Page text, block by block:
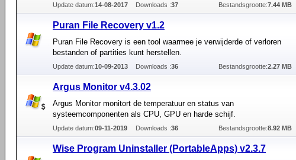
Update datum:14-08-2017 Downloads :37 Bestandsgrootte:7.44 MB
Puran File Recovery v1.2
Puran File Recovery is een tool waarmee je verwijderde of verloren
bestanden of partities kunt herstellen.
Update datum:10-09-2013 Downloads :36 Bestandsgrootte:2.27 MB
Argus Monitor v4.3.02
Argus Monitor monitort de temperatuur en status van
systeemcomponenten als CPU, GPU en harde schijf.
Update datum:09-11-2019 Downloads :36 Bestandsgrootte:8.92 MB
Wise Program Uninstaller (PortableApps) v2.3.7